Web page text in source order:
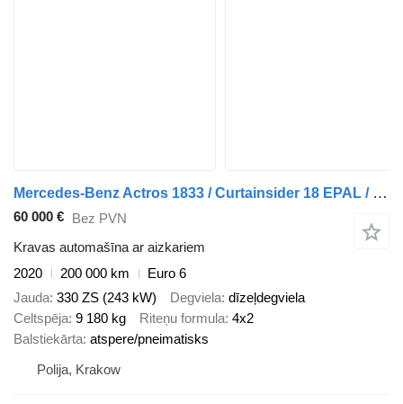
Mercedes-Benz Actros 1833 / Curtainsider 18 EPAL / 200 tho. km
60 000 € Bez PVN
Kravas automašīna ar aizkariem
2020
200 000 km
Euro 6
Jauda 330 ZS (243 kW) Degviela dīzeļdegviela
Celtspēja 9 180 kg Riteņu formula 4x2
Balstiekārta atspere/pneimatisks
Polija, Krakow